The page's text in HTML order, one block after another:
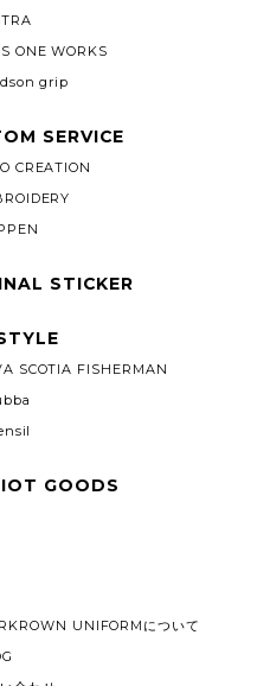
ONE WORKS
grip
SERVICE
CREATION
STICKER
SCOTIA FISHERMAN
GOODS
UNIFORMについて